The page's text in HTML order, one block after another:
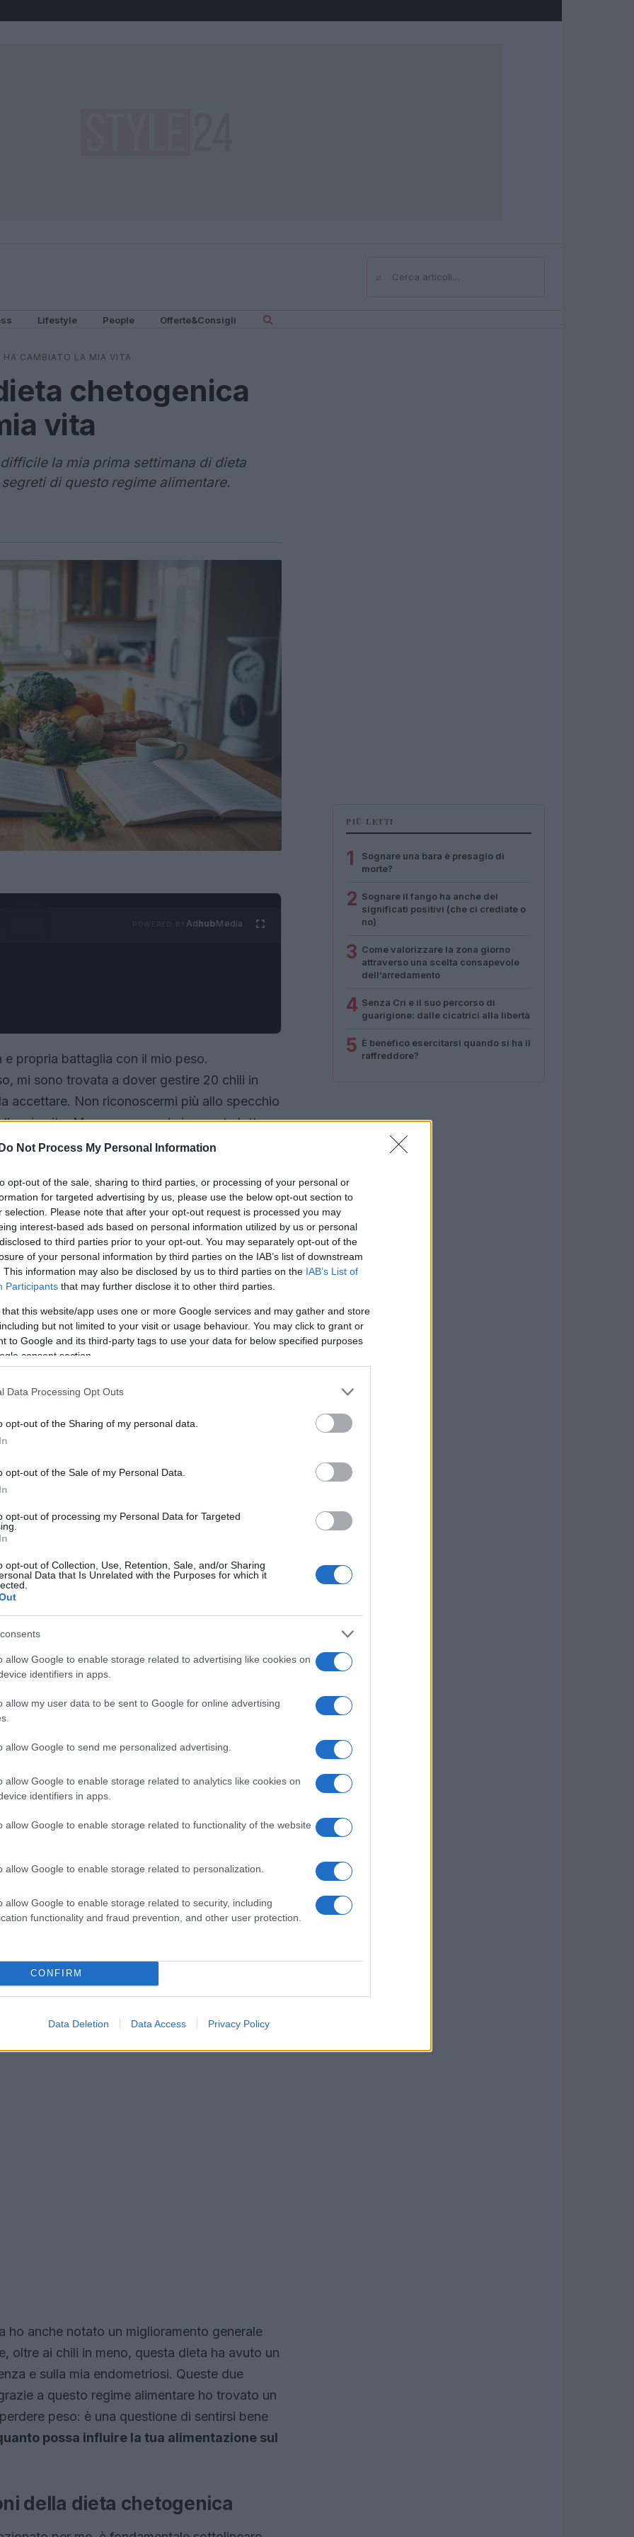
Do Not Process My Personal Information
opt-out of the sale, sharing to third parties, or processing of your personal or
for targeted advertising by us, please use the below opt-out section to
selection. Please note that after your opt-out request is processed you may
interest-based ads based on personal information utilized by us or personal
to third parties prior to your opt-out. You may separately opt-out of the
of your personal information by third parties on the IAB’s list of downstream
This information may also be disclosed by us to third parties on the IAB’s List of
Participants that may further disclose it to other third parties.
that this website/app uses one or more Google services and may gather and store
but not limited to your visit or usage behaviour. You may click to grant or
to Google and its third-party tags to use your data for below specified purposes
consent section.
Data Processing Opt Outs
opt-out of the Sharing of my personal data.
opt-out of the Sale of my Personal Data.
opt-out of processing my Personal Data for Targeted
opt-out of Collection, Use, Retention, Sale, and/or Sharing
Data that Is Unrelated with the Purposes for which it
allow Google to enable storage related to advertising like cookies on
identifiers in apps.
allow my user data to be sent to Google for online advertising
allow Google to send me personalized advertising.
allow Google to enable storage related to analytics like cookies on
identifiers in apps.
allow Google to enable storage related to functionality of the website
allow Google to enable storage related to personalization.
allow Google to enable storage related to security, including
functionality and fraud prevention, and other user protection.
CONFIRM
Data Deletion Data Access Privacy Policy
⌕Cerca
Lifestyle People Offerte&Consigli
HA CAMBIATO LA MIA VITA
chetogenica
vita
la mia prima settimana di dieta
di questo regime alimentare.
AdhubMedia
propria battaglia con il mio peso.
mi sono trovata a dover gestire 20 chili in
accettare. Non riconoscermi più allo specchio
mia vita. Ma non sono sola in questa lotta:
da fattori di salute, farmaci e stress
ho deciso di prendere in mano la situazione
cura di sé attraverso la dieta
te la mia esperienza e le informazioni
grazie all’aiuto della dott.ssa Giulia
è solo una moda
solo un’altra tendenza alimentare del
dietetica ben studiata, utilizzata da oltre
La chetogenica non è semplicemente un
scientifico che ha dimostrato di apportare
Ma cosa la rende così speciale?
la drastica riduzione dei carboidrati,
e una moderata assunzione di proteine.
metabolico chiamato chetosi, in cui i grassi
sorprendente come una semplice modifica
il nostro metabolismo e, di conseguenza,
successi
che sarebbe stata una sfida. La prima
una fame insaziabile e i sintomi del
e stanchezza. Ma poi, come per magia, tutto
a sentire un’energia nuova e una
È incredibile come il corpo si adatti a nuovi
ho anche notato un miglioramento generale
oltre ai chili in meno, questa dieta ha avuto un
e sulla mia endometriosi. Queste due
a questo regime alimentare ho trovato un
peso: è una questione di sentirsi bene
possa influire la tua alimentazione sul
della dieta chetogenica
PIÙ LETTI
1
Sognare una bara è presagio di
morte?
2 Sognare il fango ha anche dei
significati positivi (che ci crediate o
no)
3 Come valorizzare la zona giorno
attraverso una scelta consapevole
dell’arredamento
4 Senza Cri e il suo percorso di
guarigione: dalle cicatrici alla libertà
5 È benefico esercitarsi quando si ha il
raffreddore?